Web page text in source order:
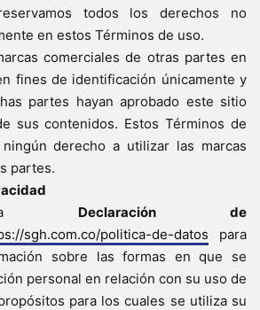
todos los derechos no
en estos Términos de uso.
comerciales de otras partes en
fines de identificación únicamente y
partes hayan aprobado este sitio
sus contenidos. Estos Términos de
derecho a utilizar las marcas
partes.
la Declaración de
sgh.com.co/politica-de-datos para
sobre las formas en que se
personal en relación con su uso de
para los cuales se utiliza su